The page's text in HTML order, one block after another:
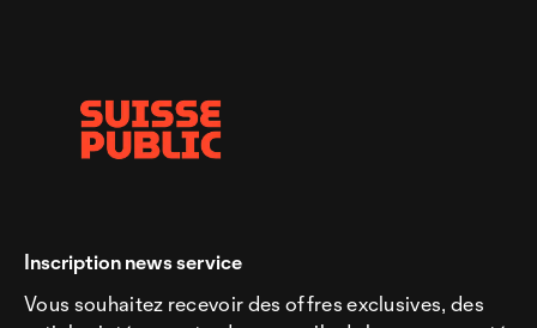
Inscription news service
Vous souhaitez recevoir des offres exclusives, des